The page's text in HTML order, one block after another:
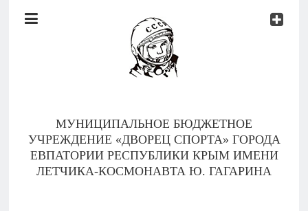
Документы
МУНИЦИПАЛЬНОЕ БЮДЖЕТНОЕ
УЧРЕЖДЕНИЕ «ДВОРЕЦ СПОРТА» ГОРОДА
ЕВПАТОРИИ РЕСПУБЛИКИ КРЫМ ИМЕНИ
ЛЕТЧИКА-КОСМОНАВТА Ю. ГАГАРИНА